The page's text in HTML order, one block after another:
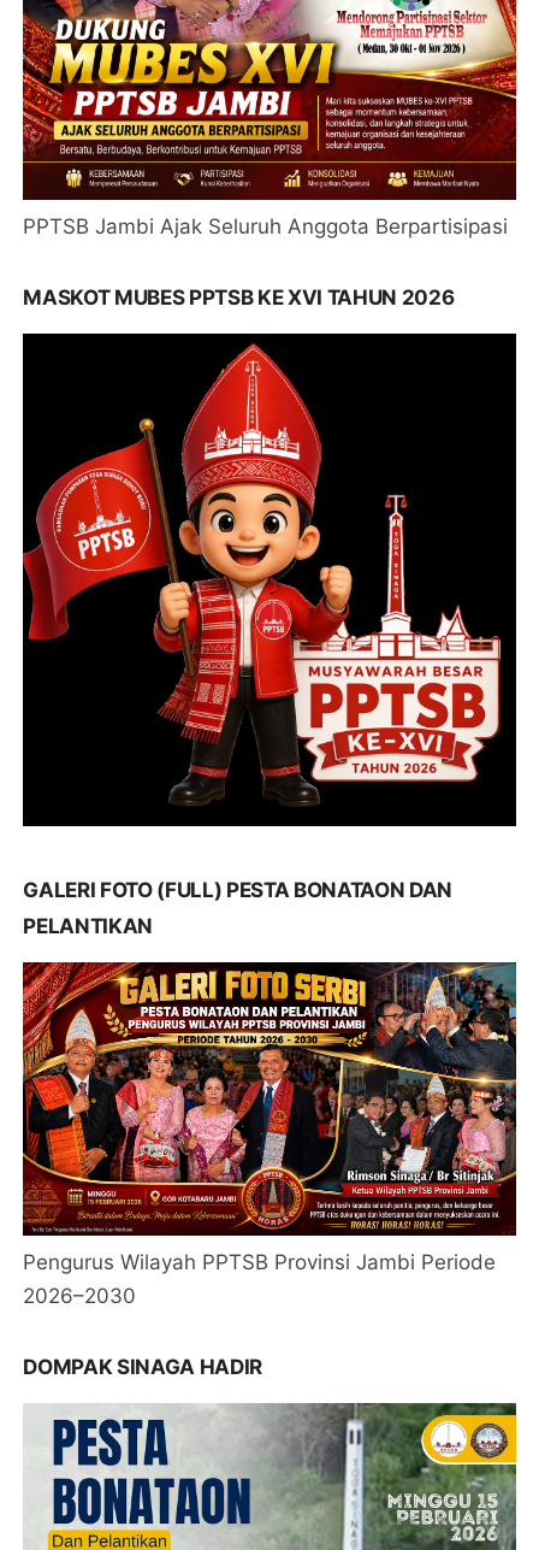
PPTSB Jambi Ajak Seluruh Anggota Berpartisipasi
MASKOT MUBES PPTSB KE XVI TAHUN 2026
GALERI FOTO (FULL) PESTA BONATAON DAN
PELANTIKAN
Pengurus Wilayah PPTSB Provinsi Jambi Periode
2026–2030
DOMPAK SINAGA HADIR